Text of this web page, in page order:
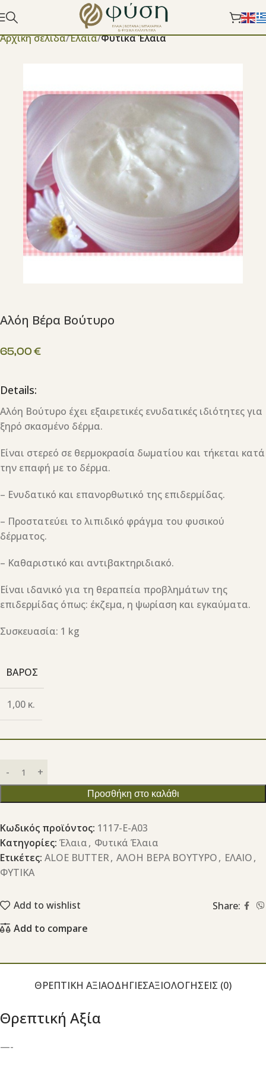
Αρχική σελίδα Έλαια Φυτικά Έλαια
Αλόη Βέρα Βούτυρο
65,00€
Details:
Αλόη Βούτυρο έχει εξαιρετικές ενυδατικές ιδιότητες για
ξηρό σκασμένο δέρμα.
Είναι στερεό σε θερμοκρασία δωματίου και τήκεται κατά
την επαφή με το δέρμα.
– Ενυδατικό και επανορθωτικό της επιδερμίδας.
– Προστατεύει το λιπιδικό φράγμα του φυσικού
δέρματος.
– Καθαριστικό και αντιβακτηριδιακό.
Είναι ιδανικό για τη θεραπεία προβλημάτων της
επιδερμίδας όπως: έκζεμα, η ψωρίαση και εγκαύματα.
Συσκευασία: 1 kg
ΒΆΡΟΣ
1,00 κ.
Προσθήκη στο καλάθι
Κωδικός προϊόντος: 1117-Ε-Α03
Κατηγορίες: Έλαια, Φυτικά Έλαια
Ετικέτες: ALOE BUTTER, ΑΛΟΗ ΒΕΡΑ ΒΟΥΤΥΡΟ, ΕΛΑΙΟ,
ΦΥΤΙΚΑ
Add to wishlist
Share:
Add to compare
ΘΡΕΠΤΙΚΉ ΑΞΊΑΟΔΗΓΊΕΣΑΞΙΟΛΟΓΉΣΕΙΣ (0)
Θρεπτική Αξία
—-